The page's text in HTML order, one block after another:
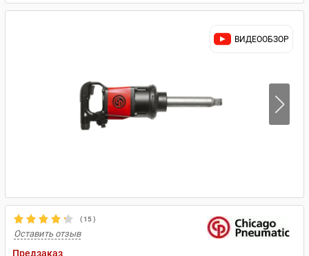
ВИДЕООБЗОР
(15)
Оставить отзыв
Предзаказ